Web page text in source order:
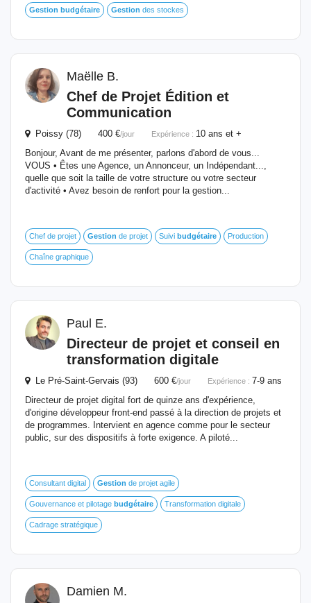
Gestion budgétaire Gestion des stockes
Maëlle B.
Chef de Projet Édition et
Communication
Poissy (78) 400 €/jour Expérience : 10 ans et +
Bonjour, Avant de me présenter, parlons d'abord de vous...
VOUS • Êtes une Agence, un Annonceur, un Indépendant...,
quelle que soit la taille de votre structure ou votre secteur
d'activité • Avez besoin de renfort pour la gestion...
Chef de projet Gestion de projet Suivi budgétaire Production
Chaîne graphique
Paul E.
Directeur de projet et conseil en
transformation digitale
Le Pré-Saint-Gervais (93) 600 €/jour Expérience : 7-9 ans
Directeur de projet digital fort de quinze ans d'expérience,
d'origine développeur front-end passé à la direction de projets et
de programmes. Intervient en agence comme pour le secteur
public, sur des dispositifs à forte exigence. A piloté...
Consultant digital Gestion de projet agile
Gouvernance et pilotage budgétaire Transformation digitale
Cadrage stratégique
Damien M.